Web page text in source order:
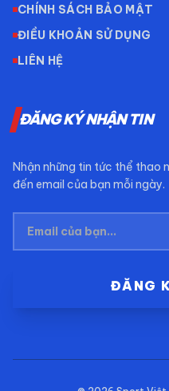
CHÍNH SÁCH BẢO MẬT
ĐIỀU KHOẢN SỬ DỤNG
LIÊN HỆ
ĐĂNG KÝ NHẬN TIN
Nhận những tin tức thể thao
đến email của bạn mỗi ngày.
ĐĂNG